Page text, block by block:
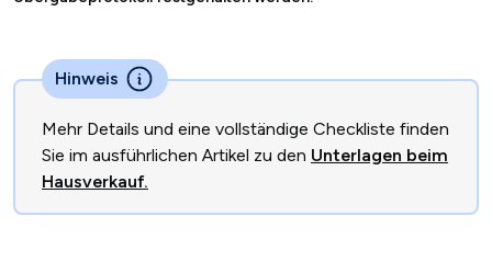
Hinweis
Mehr Details und eine vollständige Checkliste finden
Sie im ausführlichen Artikel zu den Unterlagen beim
Hausverkauf.